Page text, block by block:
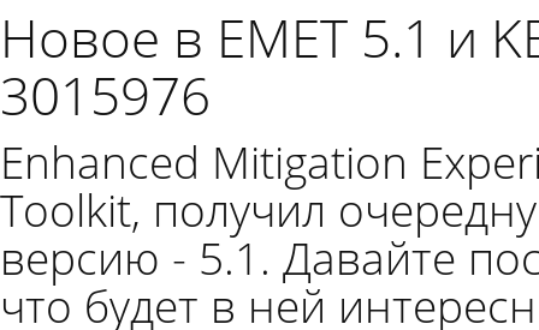
Новое в EMET 5.1 и
3015976
Enhanced Mitigation
Toolkit, получил
версию - 5.1. Давайте
что будет в ней